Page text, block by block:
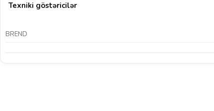
Texniki göstəricilər
BREND